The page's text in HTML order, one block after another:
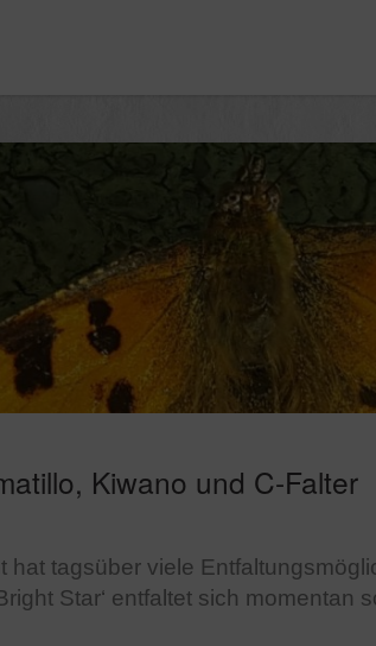
Kiwano und C-Falter
hat tagsüber viele
Star‘ entfaltet sich momentan